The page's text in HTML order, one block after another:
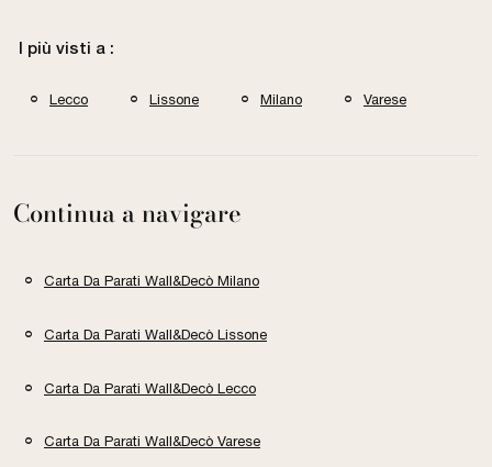
I più visti a :
Lecco Lissone Milano Varese
Continua a navigare
Carta Da Parati Wall&Decò Milano
Carta Da Parati Wall&Decò Lissone
Carta Da Parati Wall&Decò Lecco
Carta Da Parati Wall&Decò Varese